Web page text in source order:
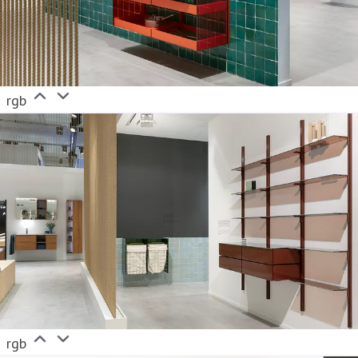
rgb
rgb